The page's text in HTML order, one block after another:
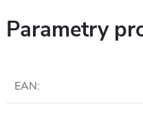
Parametry
EAN: